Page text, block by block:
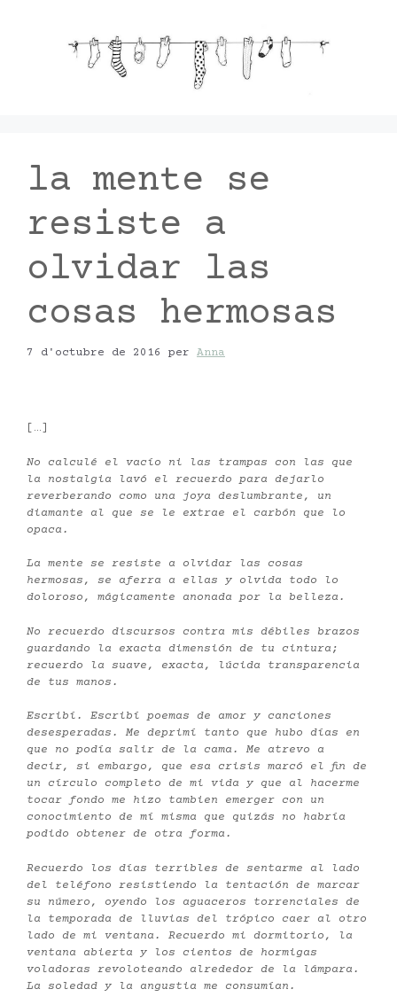
la mente se
resiste a
olvidar las
cosas hermosas
7 d'octubre de 2016 per Anna
[…]
No calculé el vacío ni las trampas con las que
la nostalgia lavó el recuerdo para dejarlo
reverberando como una joya deslumbrante, un
diamante al que se le extrae el carbón que lo
opaca.
La mente se resiste a olvidar las cosas
hermosas, se aferra a ellas y olvida todo lo
doloroso, mágicamente anonada por la belleza.
No recuerdo discursos contra mis débiles brazos
guardando la exacta dimensión de tu cintura;
recuerdo la suave, exacta, lúcida transparencia
de tus manos.
Escribí. Escribí poemas de amor y canciones
desesperadas. Me deprimí tanto que hubo días en
que no podía salir de la cama. Me atrevo a
decir, si embargo, que esa crisis marcó el fin de
un círculo completo de mi vida y que al hacerme
tocar fondo me hizo tambien emerger con un
conocimiento de mí misma que quizás no habría
podido obtener de otra forma.
Recuerdo los días terribles de sentarme al lado
del teléfono resistiendo la tentación de marcar
su número, oyendo los aguaceros torrenciales de
la temporada de lluvias del trópico caer al otro
lado de mi ventana. Recuerdo mi dormitorio, la
ventana abierta y los cientos de hormigas
voladoras revoloteando alrededor de la lámpara.
La soledad y la angustia me consumían.